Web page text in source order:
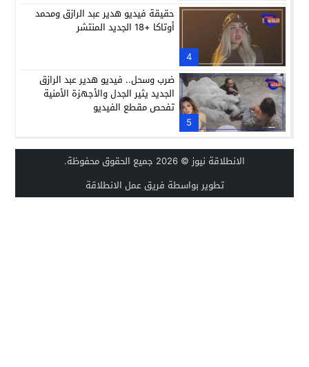
4
حقيقة فيديو هدير عبد الرازق ومحمد
أوتاكا +18 الجديد المنتشر
5
ضرب وسحل.. فيديو هدير عبد الرازق
الجديد يثير الجدل والأجهزة الأمنية
تفحص مقطع الفيديو
الانطلاقة نيوز© 2026 جميع الحقوق محفوظة.
تطوير بواسطة فريق عمل الانطلاقة